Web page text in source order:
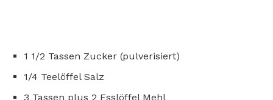
1 1/2 Tassen Zucker (pulverisiert)
1/4 Teelöffel Salz
3 Tassen plus 2 Esslöffel Mehl